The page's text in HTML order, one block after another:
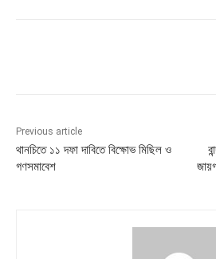
Previous article
থানচিতে ১১ দফা দাবিতে বিক্ষোভ মিছিল ও
গণসমাবেশ